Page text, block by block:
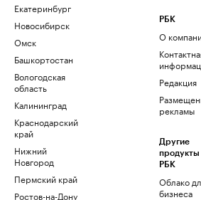
Екатеринбург
Новосибирск
Омск
Башкортостан
Вологодская
область
Калининград
Краснодарский
край
Нижний
Новгород
Пермский край
Ростов-на-Дону
РБК
О
Редакция
рекламы
Другие
продукты
РБК
Облако
бизнеса